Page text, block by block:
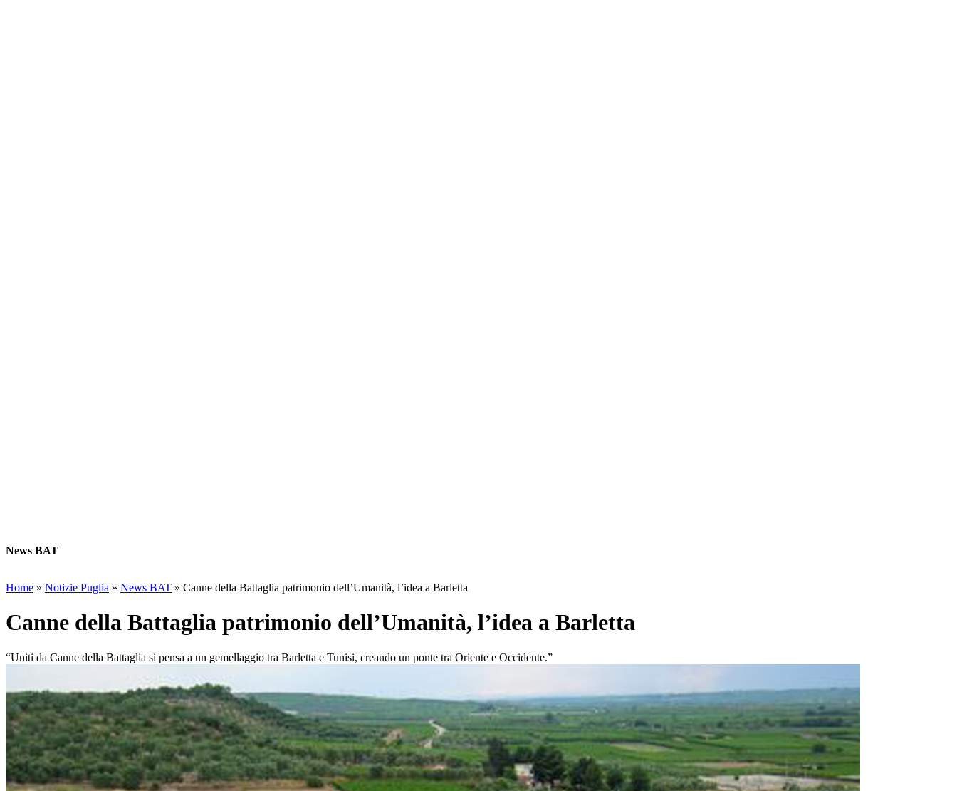
News BAT
Home » Notizie Puglia » News BAT » Canne della Battaglia patrimonio dell’Umanità, l’idea a Barletta
Canne della Battaglia patrimonio dell’Umanità, l’idea a Barletta
“Uniti da Canne della Battaglia si pensa a un gemellaggio tra Barletta e Tunisi, creando un ponte tra Oriente e Occidente.”